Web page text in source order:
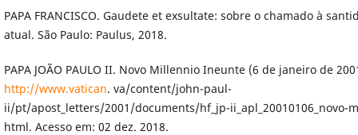
PAPA FRANCISCO. Gaudete et exsultate: sobre o chamado à
atual. São Paulo: Paulus, 2018.
PAPA JOÃO PAULO II. Novo Millennio Ineunte (6 de janeiro de
http://www.vatican. va/content/john-paul-
ii/pt/apost_letters/2001/documents/hf_jp-ii_apl_20010106_novo-
html. Acesso em: 02 dez. 2018.